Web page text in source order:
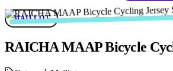
MAILLOT
RAICHA MAAP Bicycle